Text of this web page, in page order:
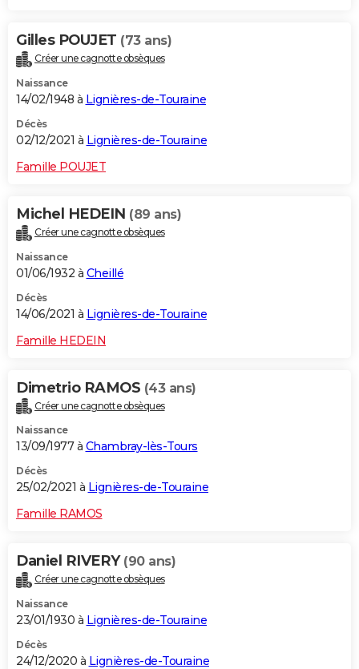
Gilles POUJET (73 ans)
Créer une cagnotte obsèques
Naissance
14/02/1948 à Lignières-de-Touraine
Décès
02/12/2021 à Lignières-de-Touraine
Famille POUJET
Michel HEDEIN (89 ans)
Créer une cagnotte obsèques
Naissance
01/06/1932 à Cheillé
Décès
14/06/2021 à Lignières-de-Touraine
Famille HEDEIN
Dimetrio RAMOS (43 ans)
Créer une cagnotte obsèques
Naissance
13/09/1977 à Chambray-lès-Tours
Décès
25/02/2021 à Lignières-de-Touraine
Famille RAMOS
Daniel RIVERY (90 ans)
Créer une cagnotte obsèques
Naissance
23/01/1930 à Lignières-de-Touraine
Décès
24/12/2020 à Lignières-de-Touraine